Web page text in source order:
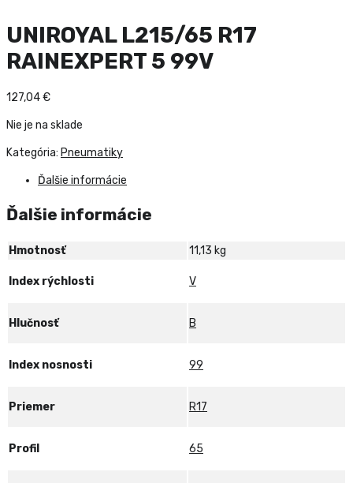
UNIROYAL L215/65 R17
RAINEXPERT 5 99V
127,04€
Nie je na sklade
Kategória: Pneumatiky
Ďalšie informácie
Ďalšie informácie
Hmotnosť 11,13 kg
Index rýchlosti V
Hlučnosť B
Index nosnosti 99
Priemer R17
Profil 65